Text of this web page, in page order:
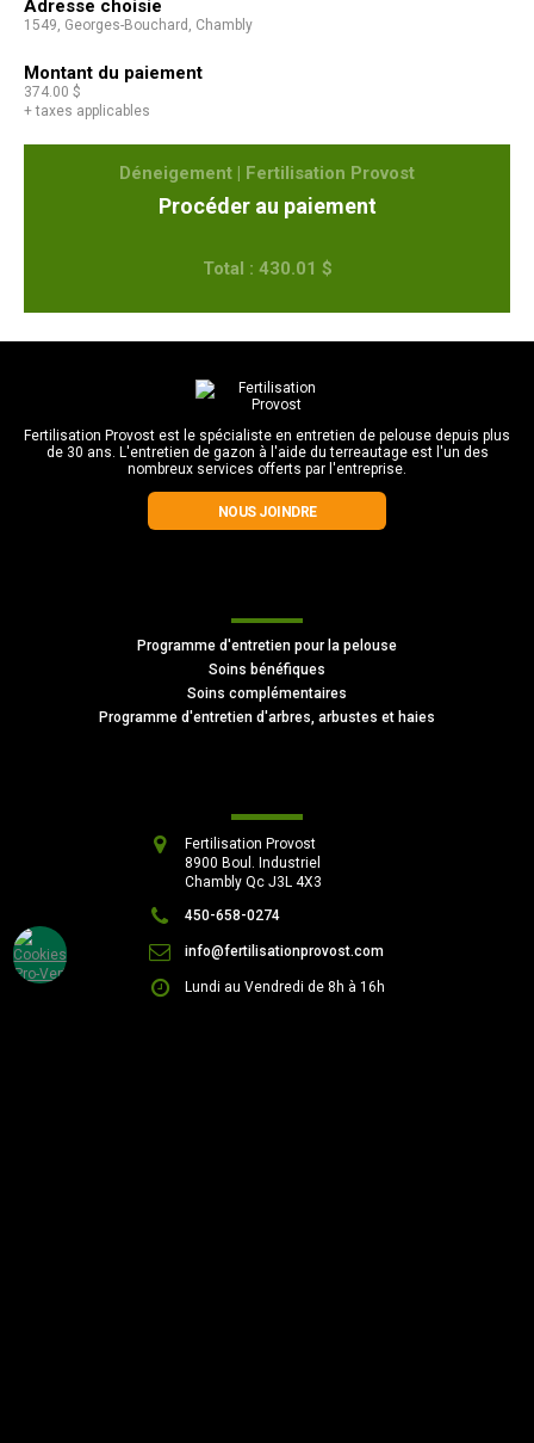
Adresse choisie
1549, Georges-Bouchard, Chambly
Montant du paiement
374.00 $
+ taxes applicables
Déneigement | Fertilisation Provost
Procéder au paiement
Total : 430.01 $
Fertilisation Provost est le spécialiste en entretien de pelouse depuis plus
de 30 ans. L'entretien de gazon à l'aide du terreautage est l'un des
nombreux services offerts par l'entreprise.
NOUS JOINDRE
Programme d'entretien pour la pelouse
Soins bénéfiques
Soins complémentaires
Programme d'entretien d'arbres, arbustes et haies
Fertilisation Provost
8900 Boul. Industriel
Chambly Qc J3L 4X3
450-658-0274
info@fertilisationprovost.com
Lundi au Vendredi de 8h à 16h